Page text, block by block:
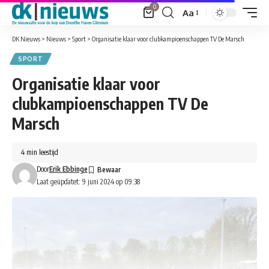
0
Font
Resizer
Aa
DK Nieuws > Nieuws > Sport > Organisatie klaar voor clubkampioenschappen TV De Marsch
SPORT
Organisatie klaar voor
clubkampioenschappen TV De
Marsch
Laat geüpdatet: 9 juni 2024 op 09:38
DoorErik Ebbinge
4 min leestijd